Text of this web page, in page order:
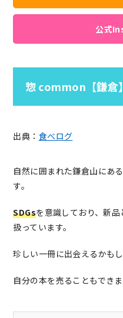
公式
惣 common【鎌倉】
出典： 食べログ
自然に囲まれた鎌倉山にあ
す。
SDGsを意識しており、新
扱っています。
珍しい一冊に出会えるかも
自分の本を売ることもできま